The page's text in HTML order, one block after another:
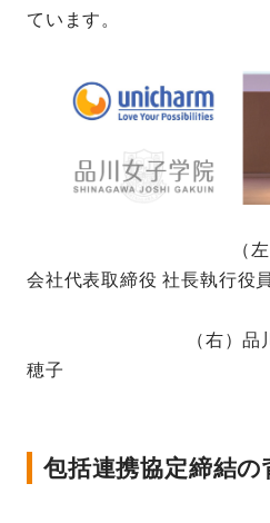
ています。
（
会社代表取締役 社長執行役
（右）品川女子
穂子
包括連携協定締結の